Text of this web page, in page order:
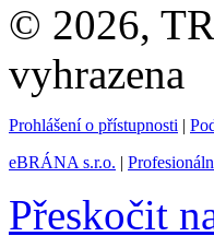
© 2026,
vyhrazena
Prohlášení o přístupnosti |
eBRÁNA s.r.o. |
Přeskočit